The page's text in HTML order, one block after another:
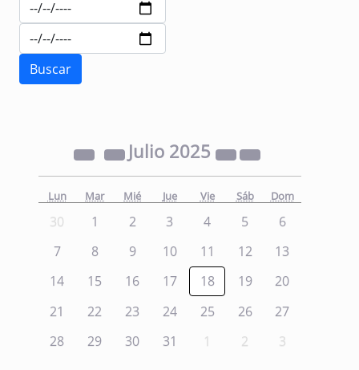
Julio 2025
Lun Mar Mié Jue Vie Sáb Dom
30 1 2 3 4 5
6
7
8 9 10 11 12
13
14
15 16 17 18 19
20
21
22 23 24 25 26
27
28
29 30 31 1 2 3